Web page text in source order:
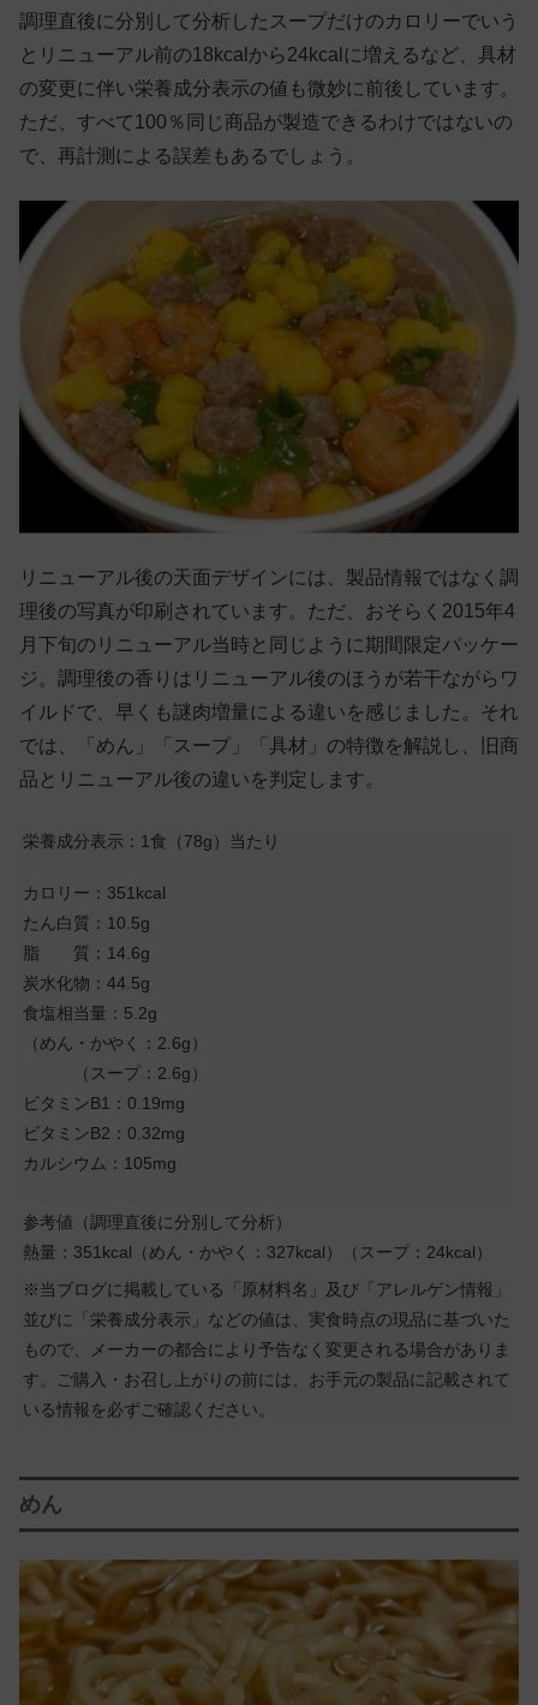
調理直後に分別して分析したスープだけのカロリーでいう
とリニューアル前の18kcalから24kcalに増えるなど、具材
の変更に伴い栄養成分表示の値も微妙に前後しています。
ただ、すべて100％同じ商品が製造できるわけではないの
で、再計測による誤差もあるでしょう。
リニューアル後の天面デザインには、製品情報ではなく調
理後の写真が印刷されています。ただ、おそらく2015年4
月下旬のリニューアル当時と同じように期間限定パッケー
ジ。調理後の香りはリニューアル後のほうが若干ながらワ
イルドで、早くも謎肉増量による違いを感じました。それ
では、「めん」「スープ」「具材」の特徴を解説し、旧商
品とリニューアル後の違いを判定します。
栄養成分表示：1食（78g）当たり
カロリー：351kcal
たん白質：10.5g
脂 質：14.6g
炭水化物：44.5g
食塩相当量：5.2g
（めん・かやく：2.6g）
（スープ：2.6g）
ビタミンB1：0.19mg
ビタミンB2：0.32mg
カルシウム：105mg
参考値（調理直後に分別して分析）
熱量：351kcal（めん・かやく：327kcal）（スープ：24kcal）
※当ブログに掲載している「原材料名」及び「アレルゲン情報」
並びに「栄養成分表示」などの値は、実食時点の現品に基づいた
もので、メーカーの都合により予告なく変更される場合がありま
す。ご購入・お召し上がりの前には、お手元の製品に記載されて
いる情報を必ずご確認ください。
めん